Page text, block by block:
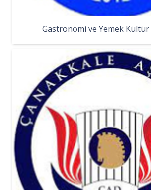
Gastronomi ve Yemek